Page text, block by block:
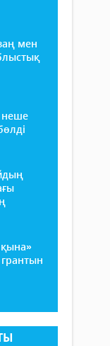
мен
неше